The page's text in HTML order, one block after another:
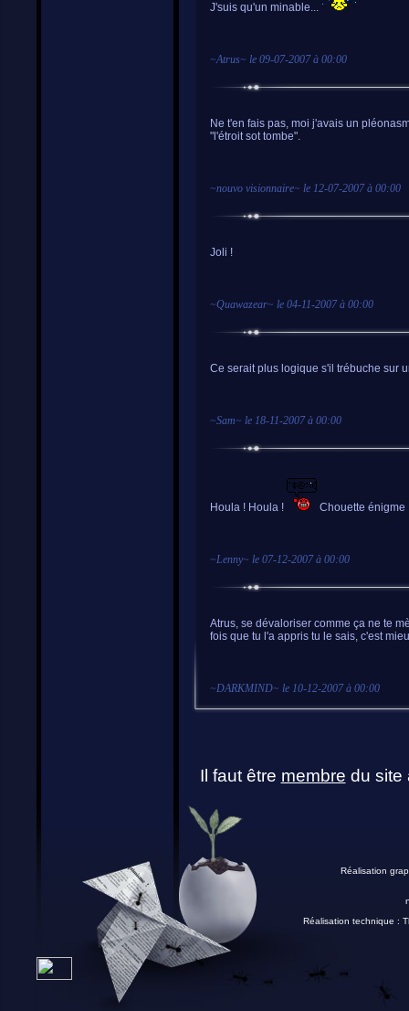
J'suis qu'un minable...
~Atrus~ le 09-07-2007 à 00:00
Ne t'en fais pas, moi j'avais un
"l'étroit sot tombe".
~nouvo visionnaire~ le 12-07-2007 à 00:00
Joli !
~Quawazear~ le 04-11-2007 à 00:00
Ce serait plus logique s'il trébuche sur
~Sam~ le 18-11-2007 à 00:00
Houla ! Houla ! Chouette énigme
~Lenny~ le 07-12-2007 à 00:00
Atrus, se dévaloriser comme ça ne te
fois que tu l'a appris tu le sais, c'est
~DARKMIND~ le 10-12-2007 à 00:00
Il faut être membre du site
Réalisation
Réalisation technique :